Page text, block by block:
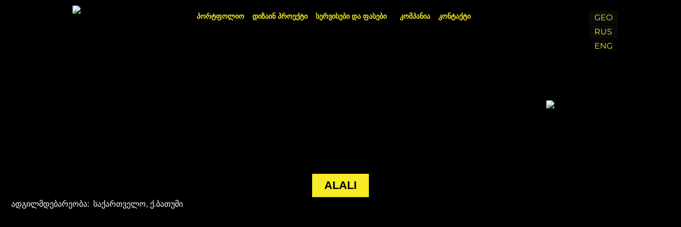
პორტფოლიო დიზაინ პროექტი სერვისები და ფასები კომპანია კონტაქტი
GEO
RUS
ENG
ALALI
ადგილმდებარეობა: საქართველო, ქ.ბათუმი